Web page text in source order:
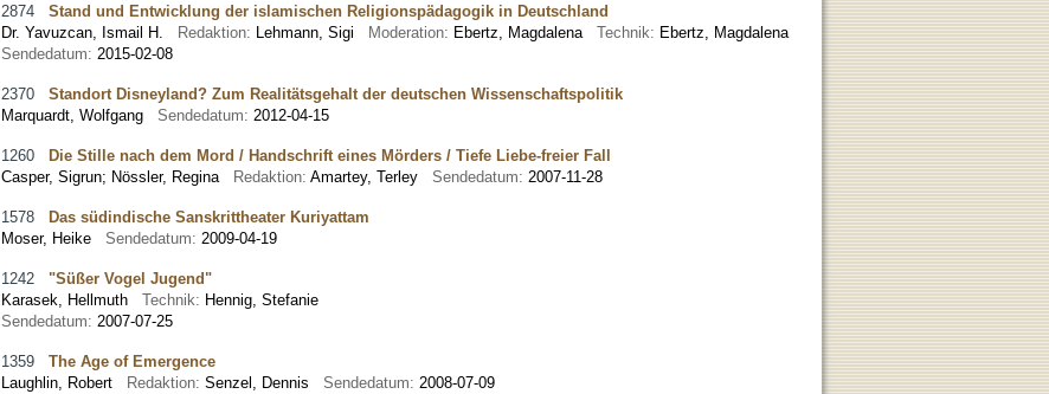
2874 Stand und Entwicklung der islamischen Religionspädagogik in Deutschland
Dr. Yavuzcan, Ismail H.
Redaktion: Lehmann, Sigi Moderation: Ebertz, Magdalena Technik: Ebertz, Magdalena
Sendedatum: 2015-02-08
2370 Standort Disneyland? Zum Realitätsgehalt der deutschen Wissenschaftspolitik
Marquardt, Wolfgang
Sendedatum: 2012-04-15
1260 Die Stille nach dem Mord / Handschrift eines Mörders / Tiefe Liebe-freier Fall
Casper, Sigrun; Nössler, Regina Redaktion: Amartey, Terley Sendedatum: 2007-11-28
1578 Das südindische Sanskrittheater Kuriyattam
Moser, Heike
Sendedatum: 2009-04-19
1242 "Süßer Vogel Jugend"
Karasek, Hellmuth
Technik: Hennig, Stefanie
Sendedatum: 2007-07-25
1359 The Age of Emergence
Laughlin, Robert
Redaktion: Senzel, Dennis Sendedatum: 2008-07-09